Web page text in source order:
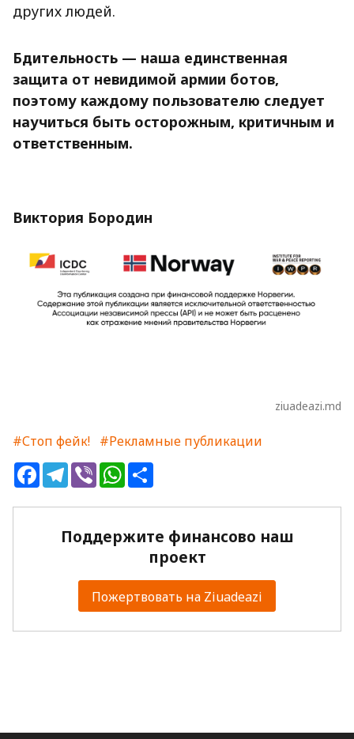
других людей.
Бдительность — наша единственная
защита от невидимой армии ботов,
поэтому каждому пользователю следует
научиться быть осторожным, критичным и
ответственным.
Виктория Бородин
ziuadeazi.md
#Стоп фейк! #Рекламные публикации
FacebookTelegram
ViberWhatsApp
Поддержите финансово наш
проект
Пожертвовать на Ziuadeazi